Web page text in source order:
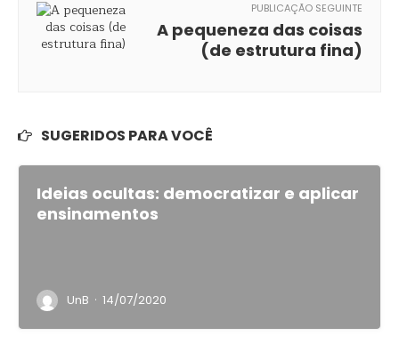
PUBLICAÇÃO SEGUINTE
A pequeneza das coisas
(de estrutura fina)
SUGERIDOS PARA VOCÊ
Ideias ocultas: democratizar e aplicar
ensinamentos
UnB · 14/07/2020